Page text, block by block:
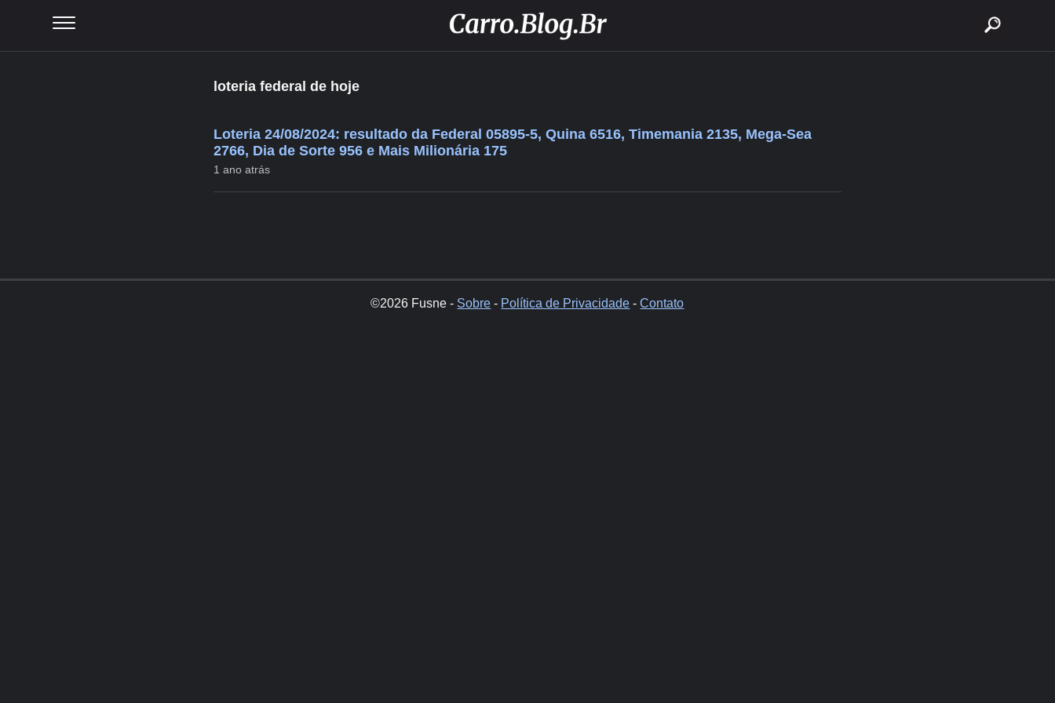
loteria federal de hoje
Loteria 24/08/2024: resultado da Federal 05895-5, Quina 6516, Timemania 2135, Mega-Sea
2766, Dia de Sorte 956 e Mais Milionária 175
1 ano atrás
©2026 Fusne - Sobre - Política de Privacidade -Contato